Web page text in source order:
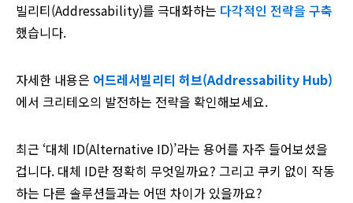
빌리티(Addressability)를 극대화하는 다각적인 전략을 구축
했습니다.
자세한 내용은 어드레서빌리티 허브(Addressability Hub)
에서 크리테오의 발전하는 전략을 확인해보세요.
최근 ‘대체 ID(Alternative ID)’라는 용어를 자주 들어보셨을
겁니다. 대체 ID란 정확히 무엇일까요? 그리고 쿠키 없이 작동
하는 다른 솔루션들과는 어떤 차이가 있을까요?